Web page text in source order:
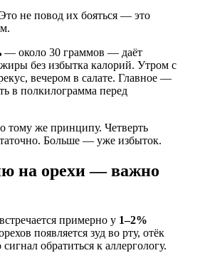
не повод их бояться — это
— около 30 граммов — даёт
без избытка калорий. Утром с
вечером в салате. Главное —
в полкилограмма перед
тому же принципу. Четверть
Больше — уже избыток.
на орехи — важно
примерно у 1–2%
появляется зуд во рту, отёк
обратиться к аллергологу.